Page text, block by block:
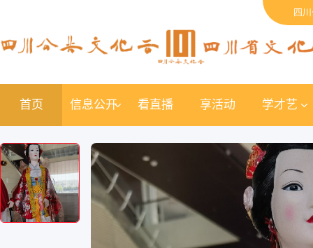
四
首页 信息公开 看直播 享活动 学才艺